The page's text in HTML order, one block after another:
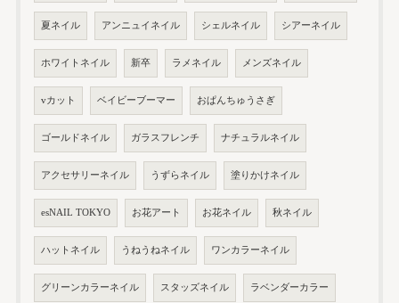
夏ネイル アンニュイネイル シェルネイル シアーネイル
ホワイトネイル 新卒 ラメネイル メンズネイル
vカット ベイビーブーマー おぱんちゅうさぎ
ゴールドネイル ガラスフレンチ ナチュラルネイル
アクセサリーネイル うずらネイル 塗りかけネイル
esNAIL TOKYO お花アート お花ネイル 秋ネイル
ハットネイル うねうねネイル ワンカラーネイル
グリーンカラーネイル スタッズネイル ラベンダーカラー